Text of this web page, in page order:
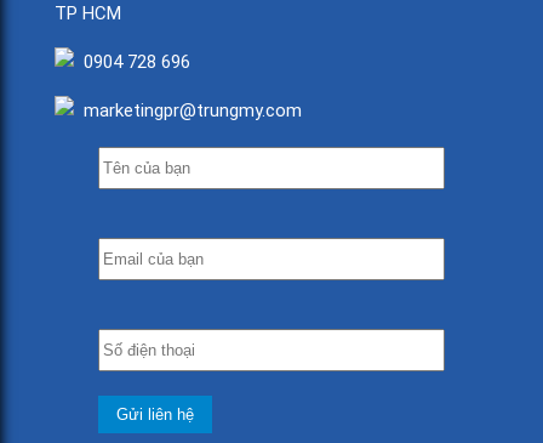
TP HCM
0904 728 696
marketingpr@trungmy.com